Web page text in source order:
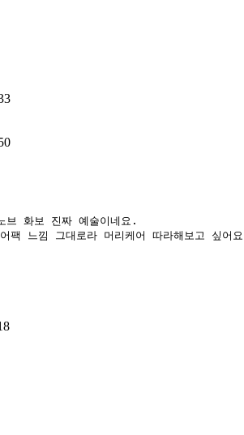
브 화보 진짜 예술이네요.
팩 느낌 그대로라 머리케어 따라해보고 싶어